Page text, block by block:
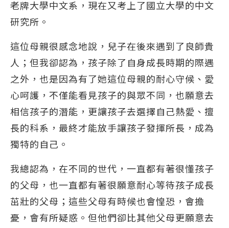
老牌大學中文系，現在又考上了國立大學的中文
研究所。
這位母親很感念地說，兒子在後來遇到了良師貴
人；但我卻認為，孩子除了自身成長時期的際遇
之外，也是因為有了她這位母親的耐心守候、愛
心呵護，不僅能看見孩子的與眾不同，也願意去
相信孩子的潛能，更讓孩子去選擇自己熱愛、擅
長的科系，最終才能放手讓孩子發揮所長，成為
獨特的自己。
我總認為，在不同的世代，一直都有著很懂孩子
的父母，也一直都有著很願意耐心等待孩子成長
茁壯的父母；這些父母有時候也會惶恐，會擔
憂，會有所疑惑。但他們卻比其他父母更願意去